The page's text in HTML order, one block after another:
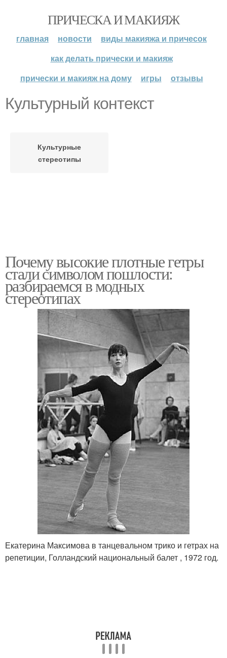
ПРИЧЕСКА И МАКИЯЖ
главная новости
виды макияжа и причесок
как делать прически и макияж
прически и макияж на дому
игры отзывы
Культурный контекст
Культурные
стереотипы
Почему высокие плотные гетры
стали символом пошлости:
разбираемся в модных
стереотипах
Екатерина Максимова в танцевальном трико и гетрах на
репетиции, Голландский национальный балет , 1972 год.